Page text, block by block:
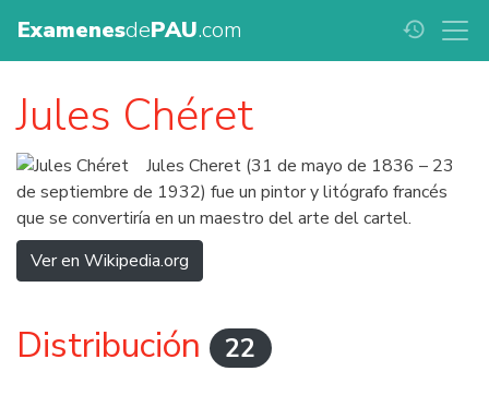
ExamenesdePAU.com history
Jules Chéret
Jules Cheret (31 de mayo de 1836 – 23
de septiembre de 1932) fue un pintor y litógrafo francés
que se convertiría en un maestro del arte del cartel.
Ver en Wikipedia.org
Distribución 22